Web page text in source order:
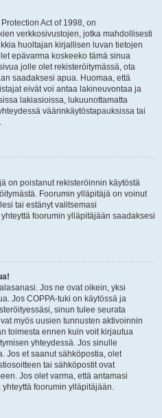
Act of 1998, on
verkkosivustojen, jotka mahdollisesti
huoltajan kirjallisen luvan tietojen
epävarma koskeeko tämä sinua
jolle olet rekisteröitymässä, ota
saadaksesi apua. Huomaa, että
eivät voi antaa lakineuvontaa ja
lakiasioissa, lukuunottamatta
väärinkäytöstapauksissa tai
on poistanut rekisteröinnin käytöstä
Foorumin ylläpitäjä on voinut
tai estänyt valitsemasi
foorumin ylläpitäjään saadaksesi
Jos ne ovat oikein, yksi
Jos COPPA-tuki on käytössä ja
sinun tulee seurata
myös uusien tunnusten aktivoinnin
toimesta ennen kuin voit kirjautua
yhteydessä. Jos sinulle
Jos et saanut sähköpostia, olet
tai sähköpostit ovat
Jos olet varma, että antamasi
foorumin ylläpitäjään.